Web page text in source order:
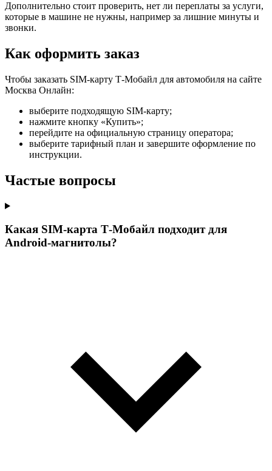
Дополнительно стоит проверить, нет ли переплаты за услуги,
которые в машине не нужны, например за лишние минуты и
звонки.
Как оформить заказ
Чтобы заказать SIM-карту Т‑Мобайл для автомобиля на сайте
Москва Онлайн:
выберите подходящую SIM-карту;
нажмите кнопку «Купить»;
перейдите на официальную страницу оператора;
выберите тарифный план и завершите оформление по
инструкции.
Частые вопросы
Какая SIM-карта Т‑Мобайл подходит для
Android-магнитолы?